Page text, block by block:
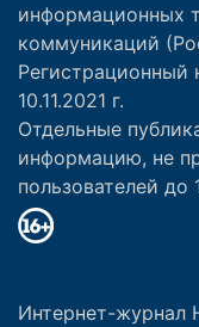
информационных
коммуникаций
10.11.2021 г.
Отдельные
информацию, не
пользователей до
Интернет-журнал